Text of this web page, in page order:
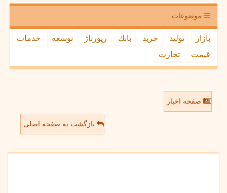
موضوعات
بازار تولید خرید بانك رپورتاژ توسعه
خدمات
قیمت
تجارت
صفحه اخبار
بازگشت به صفحه اصلی